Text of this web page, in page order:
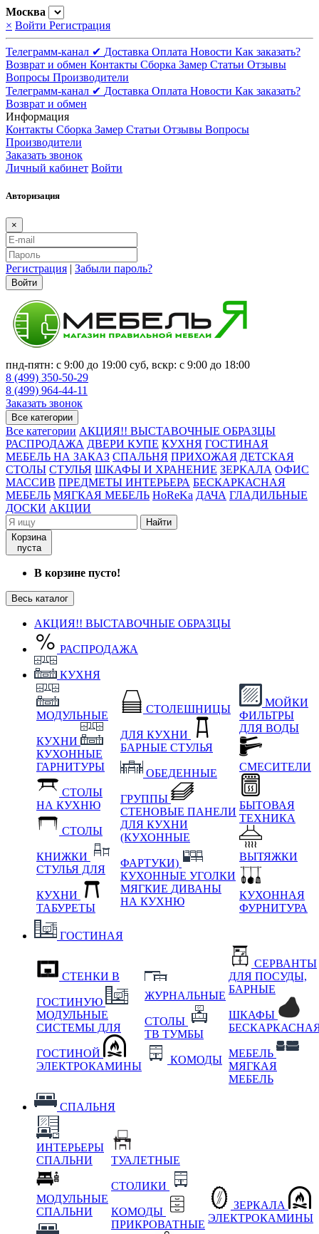
Москва
× Войти Регистрация
Телеграмм-канал ✔ Доставка Оплата Новости Как заказать?
Возврат и обмен Контакты Сборка Замер Статьи Отзывы
Вопросы Производители
Телеграмм-канал ✔ Доставка Оплата Новости Как заказать?
Возврат и обмен
Информация
Контакты Сборка Замер Статьи Отзывы Вопросы
Производители
Заказать звонок
Личный кабинет Войти
Авторизация
×
Регистрация | Забыли пароль?
Войти
пнд-пятн: с 9:00 до 19:00 суб, вскр: с 9:00 до 18:00
8 (499) 350-50-29
8 (499) 964-44-11
Заказать звонок
Все категории
Все категории АКЦИЯ!! ВЫСТАВОЧНЫЕ ОБРАЗЦЫ
РАСПРОДАЖА ДВЕРИ КУПЕ КУХНЯ ГОСТИНАЯ
МЕБЕЛЬ НА ЗАКАЗ СПАЛЬНЯ ПРИХОЖАЯ ДЕТСКАЯ
СТОЛЫ СТУЛЬЯ ШКАФЫ И ХРАНЕНИЕ ЗЕРКАЛА ОФИС
МАССИВ ПРЕДМЕТЫ ИНТЕРЬЕРА БЕСКАРКАСНАЯ
МЕБЕЛЬ МЯГКАЯ МЕБЕЛЬ HoReKa ДАЧА ГЛАДИЛЬНЫЕ
ДОСКИ АКЦИИ
Найти
Корзина
пуста
В корзине пусто!
Весь каталог
АКЦИЯ!! ВЫСТАВОЧНЫЕ ОБРАЗЦЫ
РАСПРОДАЖА
КУХНЯ
МОДУЛЬНЫЕ
КУХНИ
КУХОННЫЕ
ГАРНИТУРЫ
СТОЛЫ
НА КУХНЮ
СТОЛЫ
КНИЖКИ
СТУЛЬЯ ДЛЯ
КУХНИ
ТАБУРЕТЫ
СТОЛЕШНИЦЫ
ДЛЯ КУХНИ
БАРНЫЕ СТУЛЬЯ
ОБЕДЕННЫЕ
ГРУППЫ
СТЕНОВЫЕ ПАНЕЛИ
ДЛЯ КУХНИ
(КУХОННЫЕ
ФАРТУКИ)
КУХОННЫЕ УГОЛКИ
МЯГКИЕ ДИВАНЫ
НА КУХНЮ
МОЙКИ
ФИЛЬТРЫ
ДЛЯ ВОДЫ
СМЕСИТЕЛИ
БЫТОВАЯ
ТЕХНИКА
ВЫТЯЖКИ
КУХОННАЯ
ФУРНИТУРА
ГОСТИНАЯ
СТЕНКИ В
ГОСТИНУЮ
МОДУЛЬНЫЕ
СИСТЕМЫ ДЛЯ
ГОСТИНОЙ
ЭЛЕКТРОКАМИНЫ
ЖУРНАЛЬНЫЕ
СТОЛЫ
ТВ ТУМБЫ
КОМОДЫ
СЕРВАНТЫ
ДЛЯ ПОСУДЫ,
БАРНЫЕ
ШКАФЫ
МЕБЕЛЬ
МЯГКАЯ
МЕБЕЛЬ
СПАЛЬНЯ
ИНТЕРЬЕРЫ
СПАЛЬНИ
МОДУЛЬНЫЕ
СПАЛЬНИ
ТУАЛЕТНЫЕ
СТОЛИКИ
КОМОДЫ
ПРИКРОВАТНЫЕ
ЗЕРКАЛА
ЭЛЕКТРОКАМИНЫ